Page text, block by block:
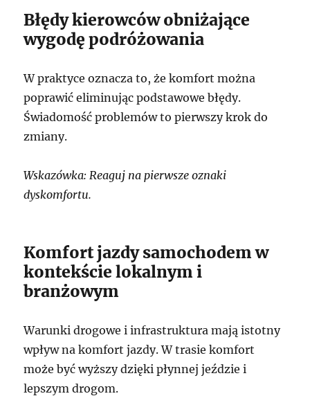
Błędy kierowców obniżające
wygodę podróżowania
W praktyce oznacza to, że komfort można
poprawić eliminując podstawowe błędy.
Świadomość problemów to pierwszy krok do
zmiany.
Wskazówka: Reaguj na pierwsze oznaki
dyskomfortu.
Komfort jazdy samochodem w
kontekście lokalnym i
branżowym
Warunki drogowe i infrastruktura mają istotny
wpływ na komfort jazdy. W trasie komfort
może być wyższy dzięki płynnej jeździe i
lepszym drogom.